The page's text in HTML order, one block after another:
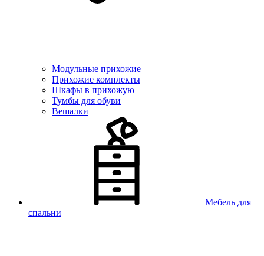
Модульные прихожие
Прихожие комплекты
Шкафы в прихожую
Тумбы для обуви
Вешалки
Мебель для
спальни